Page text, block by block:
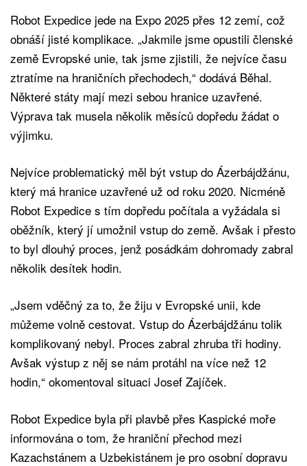
Robot Expedice jede na Expo 2025 přes 12 zemí, což
obnáší jisté komplikace. „Jakmile jsme opustili členské
země Evropské unie, tak jsme zjistili, že nejvíce času
ztratíme na hraničních přechodech,“ dodává Běhal.
Některé státy mají mezi sebou hranice uzavřené.
Výprava tak musela několik měsíců dopředu žádat o
výjimku.
Nejvíce problematický měl být vstup do Ázerbájdžánu,
který má hranice uzavřené už od roku 2020. Nicméně
Robot Expedice s tím dopředu počítala a vyžádala si
oběžník, který jí umožnil vstup do země. Avšak i přesto
to byl dlouhý proces, jenž posádkám dohromady zabral
několik desítek hodin.
„Jsem vděčný za to, že žiju v Evropské unii, kde
můžeme volně cestovat. Vstup do Ázerbájdžánu tolik
komplikovaný nebyl. Proces zabral zhruba tři hodiny.
Avšak výstup z něj se nám protáhl na více než 12
hodin,“ okomentoval situaci Josef Zajíček.
Robot Expedice byla při plavbě přes Kaspické moře
informována o tom, že hraniční přechod mezi
Kazachstánem a Uzbekistánem je pro osobní dopravu